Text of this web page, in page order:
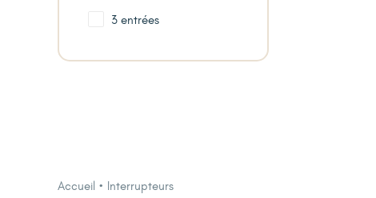
3 entrées
Accueil Interrupteurs